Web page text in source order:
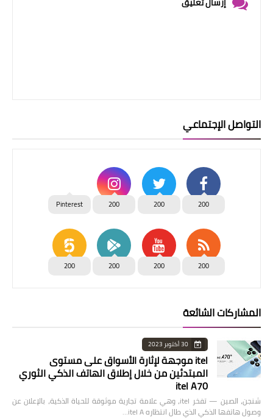
التواصل الإجتماعي
200
200
200
Pinterest
200
200
200
200
المشاركات الشائعة
30 أكتوبر 2023
itel موجهة لإثارة الأسواق على مستوى
المبتدئين من خلال إطلاق الهاتف الذكي الثوري
itel A70
شنجن، الصين — تفخر itel، وهي علامة تجارية موثوقة للحياة الذكية، بالإعلان عن
وصول هاتفها الذكي الذي طال انتظاره itel A…